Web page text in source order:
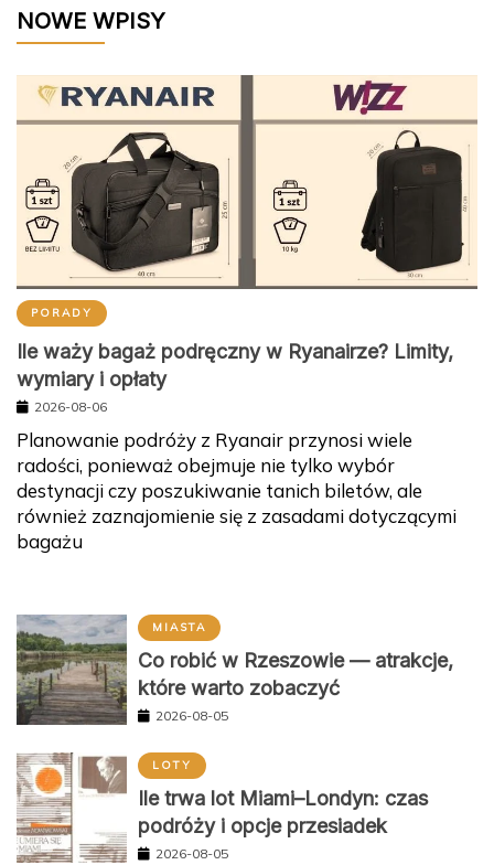
NOWE WPISY
PORADY
Ile waży bagaż podręczny w Ryanairze? Limity,
wymiary i opłaty
2026-08-06
Planowanie podróży z Ryanair przynosi wiele
radości, ponieważ obejmuje nie tylko wybór
destynacji czy poszukiwanie tanich biletów, ale
również zaznajomienie się z zasadami dotyczącymi
bagażu
MIASTA
Co robić w Rzeszowie — atrakcje,
które warto zobaczyć
2026-08-05
LOTY
Ile trwa lot Miami–Londyn: czas
podróży i opcje przesiadek
2026-08-05